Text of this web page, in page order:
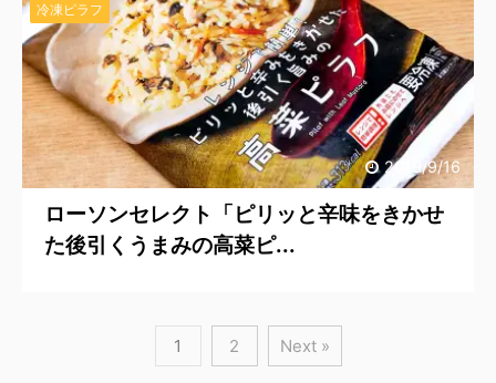
2019/9/16
冷凍ピラフ
ローソンセレクト「ピリッと辛味をきかせ
た後引くうまみの高菜ピ...
1 2 Next »